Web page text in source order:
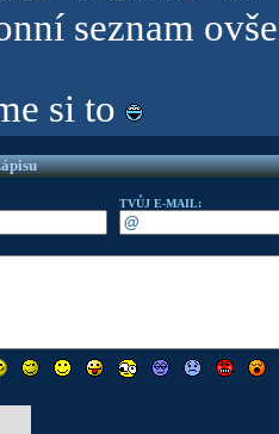
seznam
si to
TVŮJ E-MAIL: